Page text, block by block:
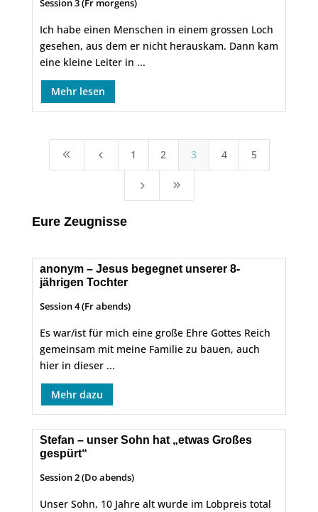
Session 3 (Fr morgens)
Ich habe einen Menschen in einem grossen Loch
gesehen, aus dem er nicht herauskam. Dann kam
eine kleine Leiter in ...
Mehr lesen
8 4 1 2 3 4 5
5 9
Eure Zeugnisse
anonym – Jesus begegnet unserer 8-
jährigen Tochter
Session 4 (Fr abends)
Es war/ist für mich eine große Ehre Gottes Reich
gemeinsam mit meine Familie zu bauen, auch
hier in dieser ...
Mehr dazu
Stefan – unser Sohn hat „etwas Großes
gespürt“
Session 2 (Do abends)
Unser Sohn, 10 Jahre alt wurde im Lobpreis total